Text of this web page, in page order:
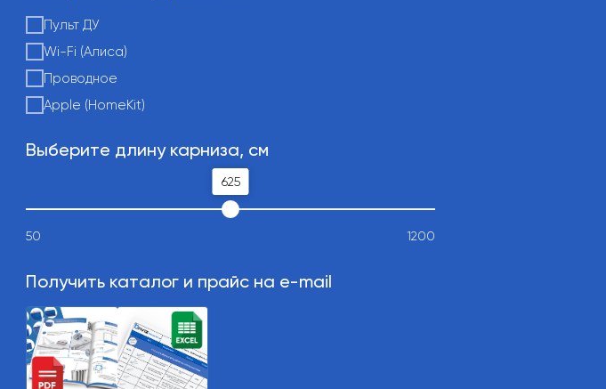
Пульт ДУ
Wi-Fi (Алиса)
Проводное
Apple (HomeKit)
Выберите длину карниза, см
625
50 1200
Получить каталог и прайс на e-mail